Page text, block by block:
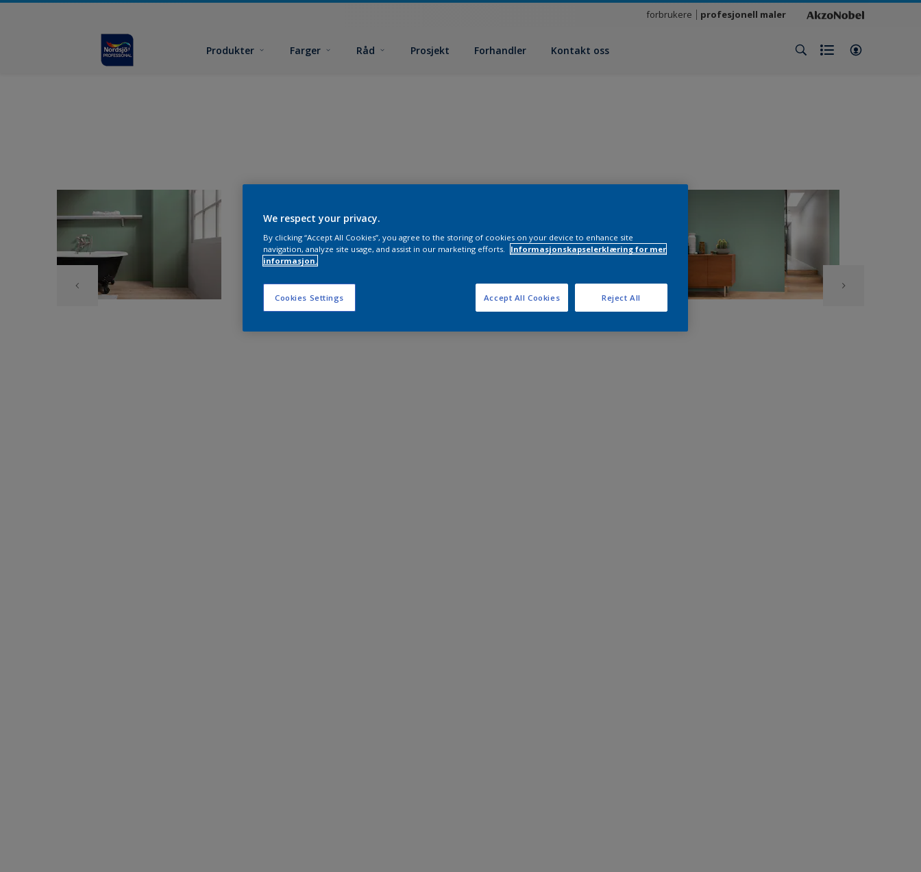
forbrukere profesjonell maler
Produkter Farger Råd Prosjekt Forhandler Kontakt oss
We respect your privacy.
By clicking “Accept All Cookies”, you agree to the storing of cookies on your device to enhance site
navigation, analyze site usage, and assist in our marketing efforts.
Informasjonskapselerklæring for mer
informasjon.
Cookies Settings Reject All
Accept All Cookies